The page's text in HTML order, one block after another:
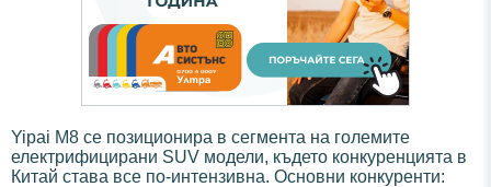
Yipai M8 се позиционира в сегмента на големите
електрифицирани SUV модели, където конкуренцията в
Китай става все по-интензивна. Основни конкуренти: